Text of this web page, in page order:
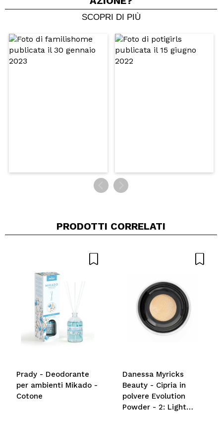
Condividi un video o una foto
Il tuo video potrebbe essere il primo. Immaginalo...
Consiglieresti questo acquisto?
SCOPRI DI PIÙ
PRODOTTI CORRELATI
Prady - Deodorante
per ambienti Mikado -
Cotone
Danessa Myricks
Beauty - Cipria in
polvere Evolution
Powder - 2: Light